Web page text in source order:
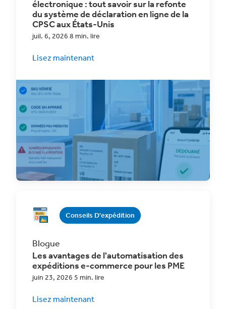
électronique : tout savoir sur la refonte
du système de déclaration en ligne de la
CPSC aux États-Unis
juil. 6, 2026 8 min. lire
Lisez maintenant
Préparez votre marque de commerce en
ligne aux nouvelles règles de dépôt
électronique de la CPSC en
Conseils D'expédition
Blogue
Les avantages de l'automatisation des
expéditions e-commerce pour les PME
juin 23, 2026 5 min. lire
Lisez maintenant